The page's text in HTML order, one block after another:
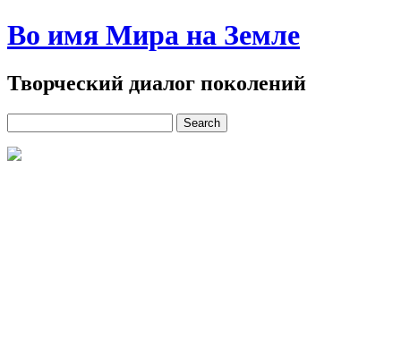
Во имя Мира на Земле
Творческий диалог поколений